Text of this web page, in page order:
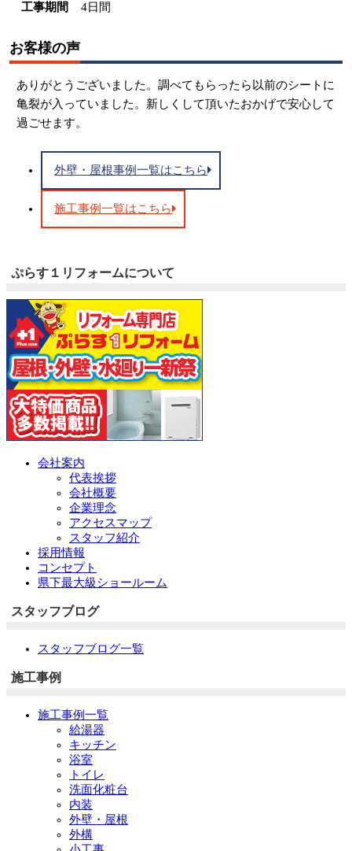
工事期間
4日間
お客様の声
ありがとうございました。調べてもらったら以前のシートに
亀裂が入っていました。新しくして頂いたおかげで安心して
過ごせます。
外壁・屋根事例一覧はこちら
施工事例一覧はこちら
ぷらす１リフォームについて
会社案内
代表挨拶
会社概要
企業理念
アクセスマップ
スタッフ紹介
採用情報
コンセプト
県下最大級ショールーム
スタッフブログ
スタッフブログ一覧
施工事例
施工事例一覧
給湯器
キッチン
浴室
トイレ
洗面化粧台
内装
外壁・屋根
外構